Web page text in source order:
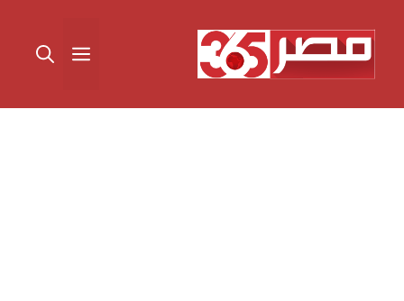
المحتوى القائمة